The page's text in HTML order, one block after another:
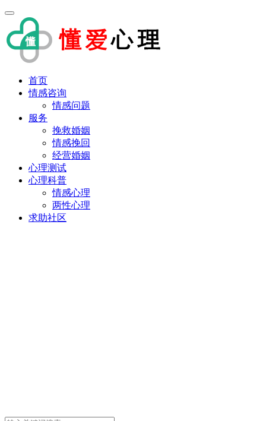
首页
情感咨询
情感问题
服务
挽救婚姻
情感挽回
经营婚姻
心理测试
心理科普
情感心理
两性心理
求助社区